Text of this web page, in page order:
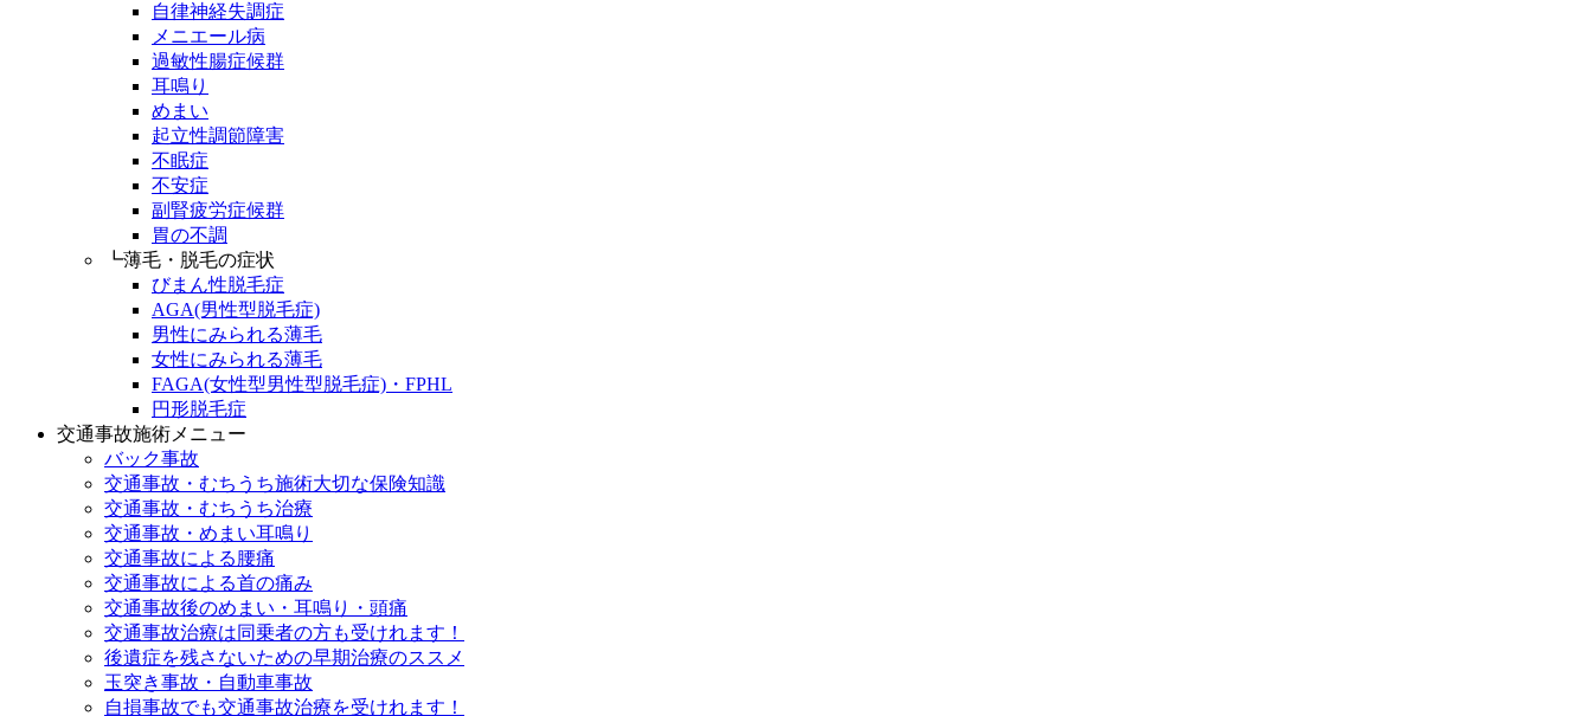
自律神経失調症
メニエール病
過敏性腸症候群
耳鳴り
めまい
起立性調節障害
不眠症
不安症
副腎疲労症候群
胃の不調
┗薄毛・脱毛の症状
びまん性脱毛症
AGA(男性型脱毛症)
男性にみられる薄毛
女性にみられる薄毛
FAGA(女性型男性型脱毛症)・FPHL
円形脱毛症
交通事故施術メニュー
バック事故
交通事故・むちうち施術大切な保険知識
交通事故・むちうち治療
交通事故・めまい耳鳴り
交通事故による腰痛
交通事故による首の痛み
交通事故後のめまい・耳鳴り・頭痛
交通事故治療は同乗者の方も受けれます！
後遺症を残さないための早期治療のススメ
玉突き事故・自動車事故
自損事故でも交通事故治療を受けれます！